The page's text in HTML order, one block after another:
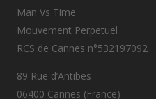
Man Vs Time
Mouvement Perpetuel
RCS de Cannes n°532197092
89 Rue d’Antibes
06400 Cannes (France)